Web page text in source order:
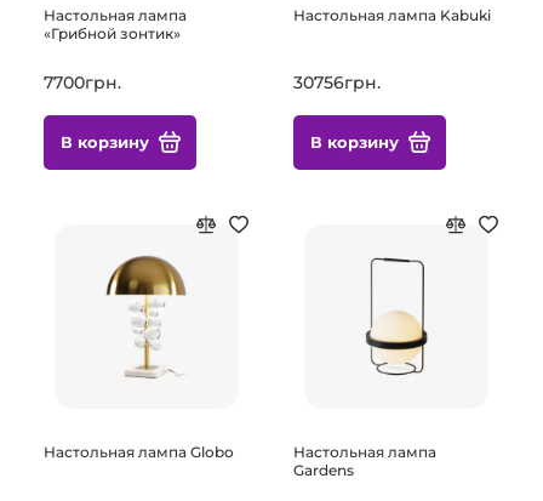
Настольная лампа
«Грибной зонтик»
7700грн.
В корзину
Настольная лампа Kabuki
30756грн.
В корзину
Настольная лампа Globo
Настольная лампа
Gardens